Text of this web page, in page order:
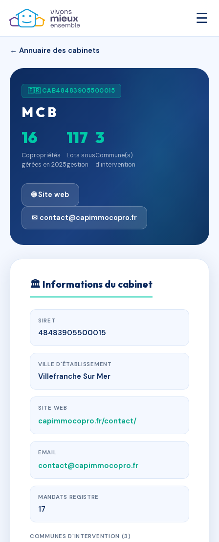
☰
← Annuaire des cabinets
🇫🇷 CAB48483905500015
M C B
16
Copropriétés
gérées en 2025
117
Lots sous
gestion
3
Commune(s)
d'intervention
🌐 Site web
✉ contact@capimmocopro.fr
🏛 Informations du cabinet
SIRET
48483905500015
VILLE D'ÉTABLISSEMENT
Villefranche Sur Mer
SITE WEB
capimmocopro.fr/contact/
EMAIL
contact@capimmocopro.fr
MANDATS REGISTRE
17
COMMUNES D'INTERVENTION (3)